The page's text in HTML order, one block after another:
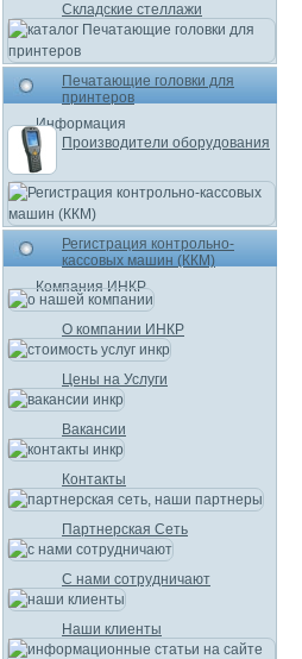
Складские стеллажи
Печатающие головки для
принтеров
Информация
Производители оборудования
Регистрация контрольно-
кассовых машин (ККМ)
Компания ИНКР
О компании ИНКР
Цены на Услуги
Вакансии
Контакты
Партнерская Сеть
С нами сотрудничают
Наши клиенты